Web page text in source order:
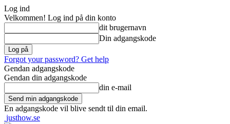
Log ind
Velkommen! Log ind på din konto
dit brugernavn
Din adgangskode
Forgot your password? Get help
Gendan adgangskode
Gendan din adgangskode
din e-mail
En adgangskode vil blive sendt til din email.
justhow.se